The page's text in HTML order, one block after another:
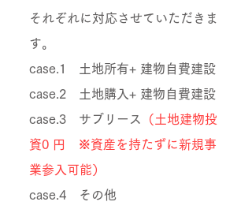
それぞれに対応させていただきま
す。
case.1 土地所有+ 建物自費建設
case.2 土地購入+ 建物自費建設
case.3 サブリース
（土地建物投
資0 円 ※資産を持たずに新規事
業参入可能）
case.4 その他